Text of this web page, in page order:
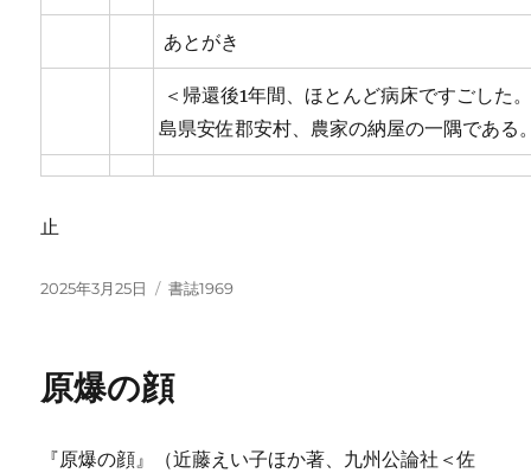
あとがき
＜帰還後1年間、ほとんど病床ですごした
島県安佐郡安村、農家の納屋の一隅である
止
投
2025年3月25日
カ
ー
書誌1969
原爆の顔
『原爆の顔』（近藤えい子ほか著、九州公論社＜佐